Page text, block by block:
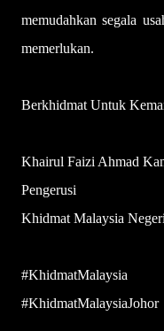
memudahkan segala
memerlukan.
Berkhidmat Untuk
Khairul Faizi Ahmad
Pengerusi
Khidmat Malaysia
#KhidmatMalaysia
#KhidmatMalaysiaJohor